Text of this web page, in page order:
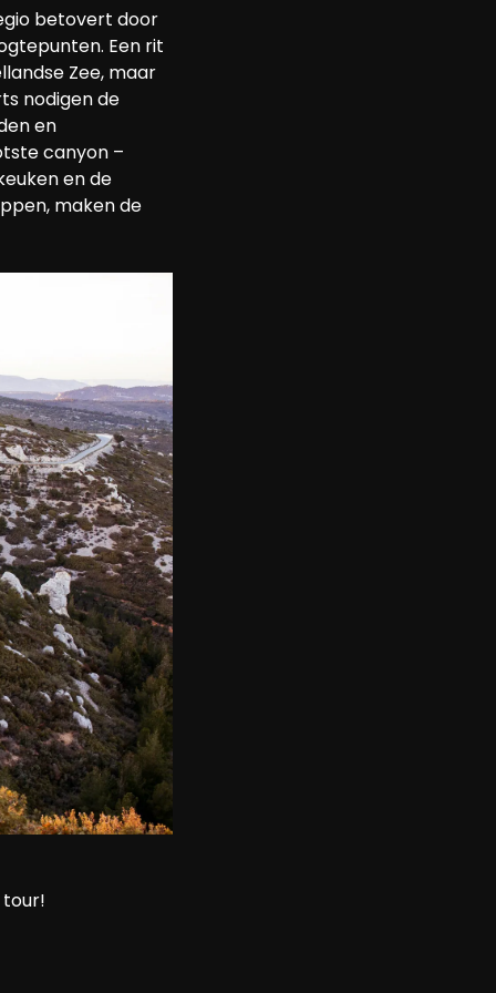
betovert door
Een rit
Zee, maar
nodigen de
en
canyon –
en de
maken de
tour!